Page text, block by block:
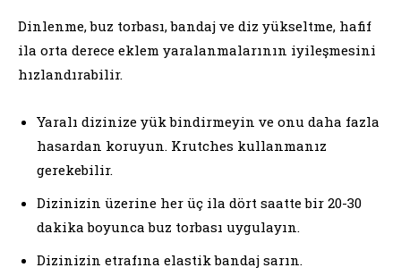
Dinlenme, buz torbası, bandaj ve diz yükseltme, hafif
ila orta derece eklem yaralanmalarının iyileşmesini
hızlandırabilir.
Yaralı dizinize yük bindirmeyin ve onu daha fazla
hasardan koruyun. Krutches kullanmanız
gerekebilir.
Dizinizin üzerine her üç ila dört saatte bir 20-30
dakika boyunca buz torbası uygulayın.
Dizinizin etrafına elastik bandaj sarın.